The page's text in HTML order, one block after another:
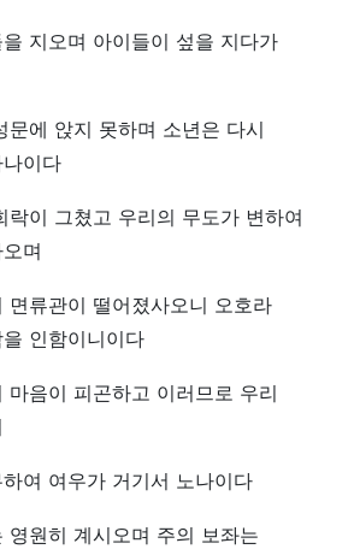
지오며 아이들이 섶을 지다가
문에 앉지 못하며 소년은 다시
이다
락이 그쳤고 우리의 무도가 변하여
며
면류관이 떨어졌사오니 오호라
인함이니이다
마음이 피곤하고 이러므로 우리
여 여우가 거기서 노나이다
영원히 계시오며 주의 보좌는